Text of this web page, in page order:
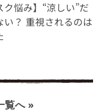
ク悩み】“涼しい”だ
い？ 重視されるのは
覧へ »